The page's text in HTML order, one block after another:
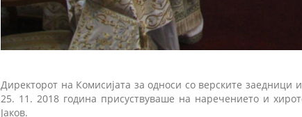
Директорот на Комисијата за односи со верските
25. 11. 2018 година присуствуваше на наречението и
Јаков.